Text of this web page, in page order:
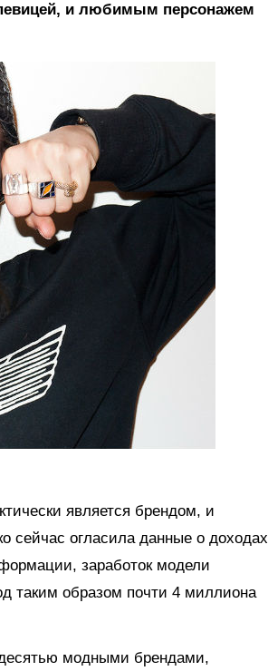
и любимым персонажем
является брендом, и
сейчас огласила данные о доходах
заработок модели
таким образом почти 4 миллиона
модными брендами,